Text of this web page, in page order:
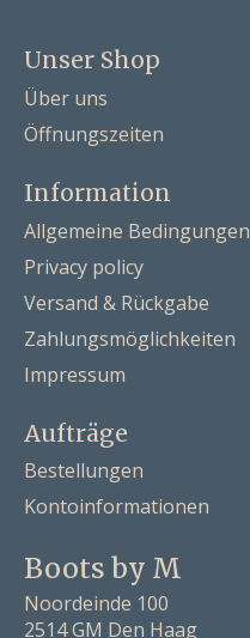
Unser Shop
Über uns
Öffnungszeiten
Information
Allgemeine Bedingungen
Privacy policy
Versand & Rückgabe
Zahlungsmöglichkeiten
Impressum
Aufträge
Bestellungen
Kontoinformationen
Boots by M
Noordeinde 100
2514 GM Den Haag